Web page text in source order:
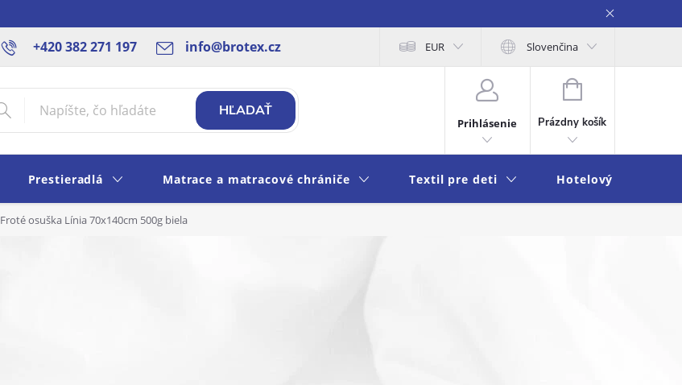
+420 382 271 197 info@brotex.cz
Blog Rady a tipy Obchodné podmienky Ochrana osobných údajov Moja objednávka
EUR Slovenčina
HĽADAŤ
Prihlásenie
NÁKUPNÝ
KOŠÍK
Prázdny košík
Prestieradlá Matrace a matracové chrániče Textil pre deti Hotelový textil
Froté osuška Línia 70x140cm 500g biela